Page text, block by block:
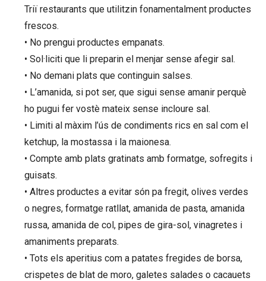
Triï restaurants que utilitzin fonamentalment productes
frescos.
• No prengui productes empanats.
• Sol·liciti que li preparin el menjar sense afegir sal.
• No demani plats que continguin salses.
• L’amanida, si pot ser, que sigui sense amanir perquè
ho pugui fer vostè mateix sense incloure sal.
• Limiti al màxim l’ús de condiments rics en sal com el
ketchup, la mostassa i la maionesa.
• Compte amb plats gratinats amb formatge, sofregits i
guisats.
• Altres productes a evitar són pa fregit, olives verdes
o negres, formatge ratllat, amanida de pasta, amanida
russa, amanida de col, pipes de gira-sol, vinagretes i
amaniments preparats.
• Tots els aperitius com a patates fregides de borsa,
crispetes de blat de moro, galetes salades o cacauets